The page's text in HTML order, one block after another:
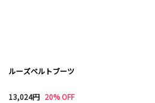
ルーズベルトブーツ
13,024円 20% OFF